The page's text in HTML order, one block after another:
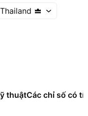
thuậtCác chỉ số có